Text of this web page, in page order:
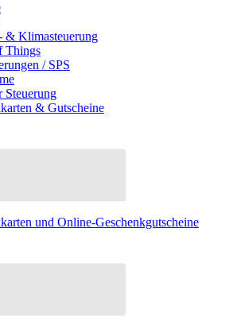
& Klimasteuerung
Things
/ SPS
& Gutscheine
und Online-Geschenkgutscheine